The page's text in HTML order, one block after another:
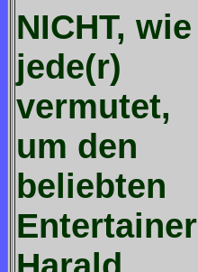
NICHT, wie
jede(r)
vermutet,
um den
beliebten
Entertainer